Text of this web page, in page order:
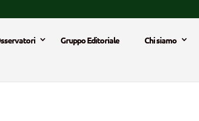
Gruppo Editoriale
Chi siamo